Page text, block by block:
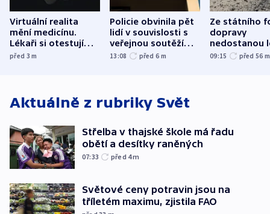
Virtuální realita
mění medicínu.
Lékaři si otestují
každý řez, říká
před 3m
Policie obvinila pět
lidí v souvislosti s
veřejnou soutěží
Správy železnic
13:08 před 6 m
Ze státního
dopravy
nedostanou
kraje na
09:15 před 56 m
Aktuálně z rubriky Svět
Střelba v thajské škole má řadu
obětí a desítky raněných
07:33 před 4m
Světové ceny potravin jsou na
tříletém maximu, zjistila FAO